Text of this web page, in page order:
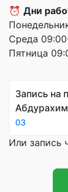
⏰ Дни
Среда
Пятница
Запись на
03
Или запись